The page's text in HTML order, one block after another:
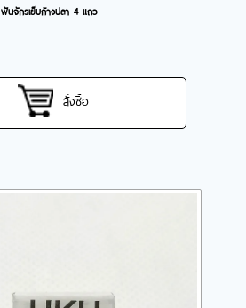
ฟันจักรเย็บก้างปลา 4 แถว
สั่งซื้อ